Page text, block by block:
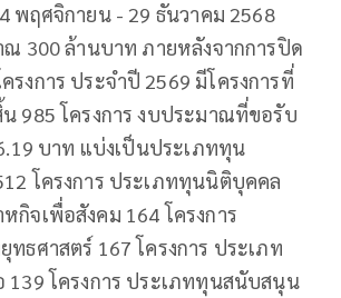
พฤศจิกายน - 29 ธันวาคม 2568
ณ 300 ล้านบาท ภายหลังจากการปิด
รงการ ประจำปี 2569 มีโครงการที่
985 โครงการ งบประมาณที่ขอรับ
บาท แบ่งเป็นประเภททุน
โครงการ ประเภททุนนิติบุคคล
กิจเพื่อสังคม 164 โครงการ
ทธศาสตร์ 167 โครงการ ประเภท
139 โครงการ ประเภททุนสนับสนุน